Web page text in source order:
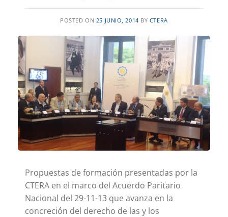
POSTED ON 25 JUNIO, 2014 BY CTERA
Propuestas de formación presentadas por la
CTERA en el marco del Acuerdo Paritario
Nacional del 29-11-13 que avanza en la
concreción del derecho de las y los